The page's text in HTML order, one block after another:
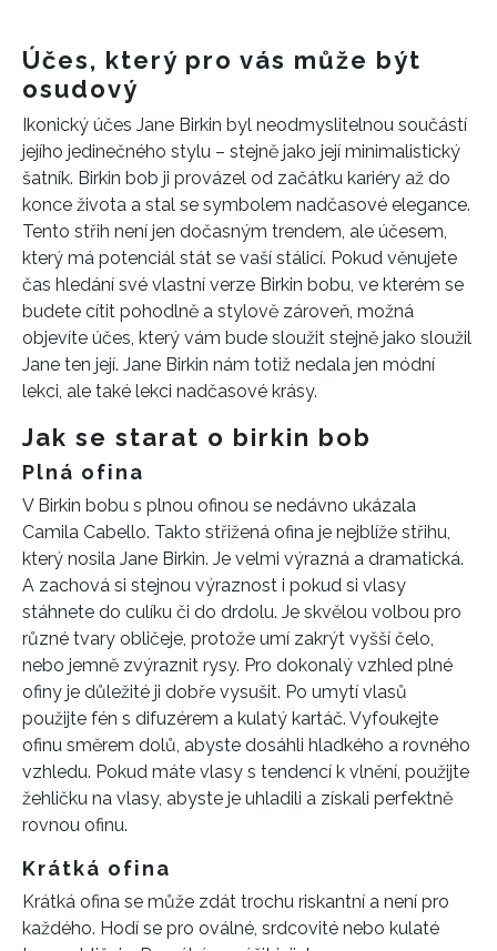
Účes, který pro vás může být
osudový
Ikonický účes Jane Birkin byl neodmyslitelnou součástí
jejího jedinečného stylu – stejně jako její minimalistický
šatník. Birkin bob ji provázel od začátku kariéry až do
konce života a stal se symbolem nadčasové elegance.
Tento střih není jen dočasným trendem, ale účesem,
který má potenciál stát se vaší stálicí. Pokud věnujete
čas hledání své vlastní verze Birkin bobu, ve kterém se
budete cítit pohodlně a stylově zároveň, možná
objevíte účes, který vám bude sloužit stejně jako sloužil
Jane ten její. Jane Birkin nám totiž nedala jen módní
lekci, ale také lekci nadčasové krásy.
Jak se starat o birkin bob
Plná ofina
V Birkin bobu s plnou ofinou se nedávno ukázala
Camila Cabello. Takto střižená ofina je nejblíže střihu,
který nosila Jane Birkin. Je velmi výrazná a dramatická.
A zachová si stejnou výraznost i pokud si vlasy
stáhnete do culíku či do drdolu. Je skvělou volbou pro
různé tvary obličeje, protože umí zakrýt vyšší čelo,
nebo jemně zvýraznit rysy. Pro dokonalý vzhled plné
ofiny je důležité ji dobře vysušit. Po umytí vlasů
použijte fén s difuzérem a kulatý kartáč. Vyfoukejte
ofinu směrem dolů, abyste dosáhli hladkého a rovného
vzhledu. Pokud máte vlasy s tendencí k vlnění, použijte
žehličku na vlasy, abyste je uhladili a získali perfektně
rovnou ofinu.
Krátká ofina
Krátká ofina se může zdát trochu riskantní a není pro
každého. Hodí se pro oválné, srdcovité nebo kulaté